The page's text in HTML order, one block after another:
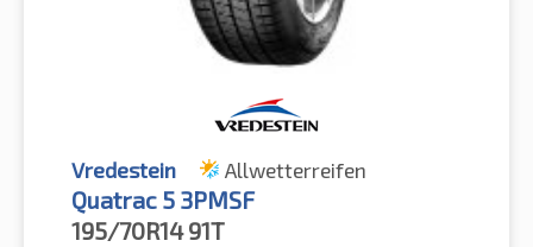
Vredestein Allwetterreifen
Quatrac 5 3PMSF
195/70R14 91T